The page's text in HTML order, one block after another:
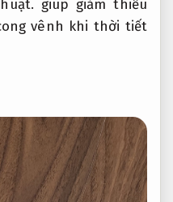
giúp giảm thiểu
vênh khi thời tiết